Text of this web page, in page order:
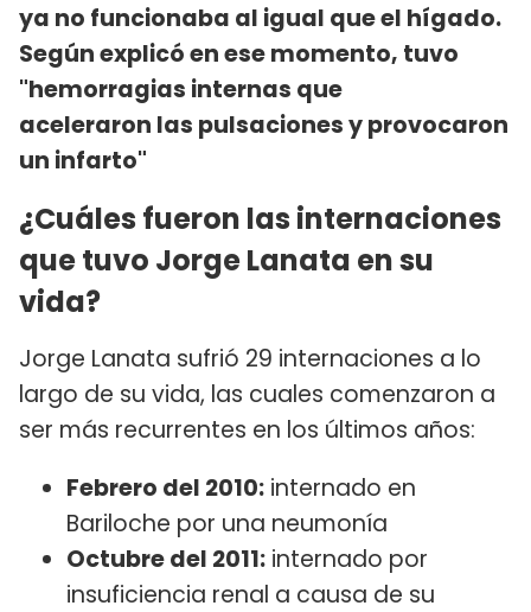
ya no funcionaba al igual que el hígado.
Según explicó en ese momento, tuvo
"hemorragias internas que
aceleraron las pulsaciones y provocaron
un infarto"
¿Cuáles fueron las internaciones
que tuvo Jorge Lanata en su
vida?
Jorge Lanata sufrió 29 internaciones a lo
largo de su vida, las cuales comenzaron a
ser más recurrentes en los últimos años:
Febrero del 2010: internado en
Bariloche por una neumonía
Octubre del 2011: internado por
insuficiencia renal a causa de su